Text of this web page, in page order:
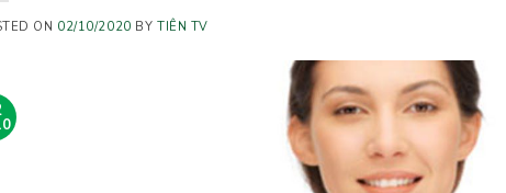
ON 02/10/2020 BY TIÊN TV